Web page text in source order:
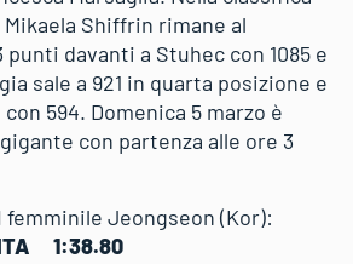
Shiffrin rimane al
punti davanti a Stuhec con 1085 e
sale a 921 in quarta posizione e
594. Domenica 5 marzo è
con partenza alle ore 3
femminile Jeongseon (Kor):
1:38.80